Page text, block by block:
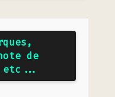
de
etc...